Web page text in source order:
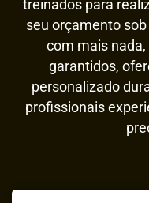
treinados para
seu orçamento
com mais
garantidos,
personalizado
profissionais